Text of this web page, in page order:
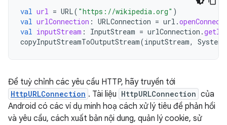
val url = URL( "https://wikipedia.org" )
val urlConnection : URLConnection = url .
val inputStream : InputStream = urlConnection .
copyInputStreamToOutputStream(inputStream, System
Để tuỳ chỉnh các yêu cầu HTTP, hãy truyền tới
HttpURLConnection . Tài liệu HttpURLConnection của
Android có các ví dụ minh hoạ cách xử lý tiêu đề phản hồi
và yêu cầu, cách xuất bản nội dung, quản lý cookie, sử